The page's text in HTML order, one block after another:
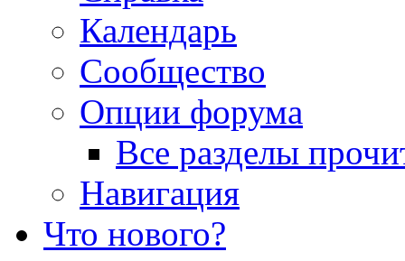
Календарь
Сообщество
Опции форума
Все разделы
Навигация
Что нового?